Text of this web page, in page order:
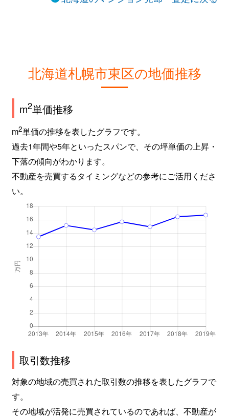
北海道札幌市東区の地価推移
m2単価推移
m2単価の推移を表したグラフです。
過去1年間や5年といったスパンで、その坪単価の上昇・
下落の傾向がわかります。
不動産を売買するタイミングなどの参考にご活用くださ
い。
取引数推移
対象の地域の売買された取引数の推移を表したグラフで
す。
その地域が活発に売買されているのであれば、不動産が